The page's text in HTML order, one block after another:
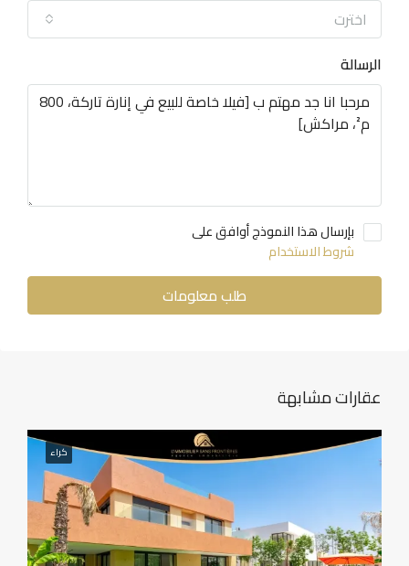
اخترت
الرسالة
بإرسال هذا النموذج أوافق على
شروط الاستخدام
طلب معلومات
عقارات مشابهة
كراء